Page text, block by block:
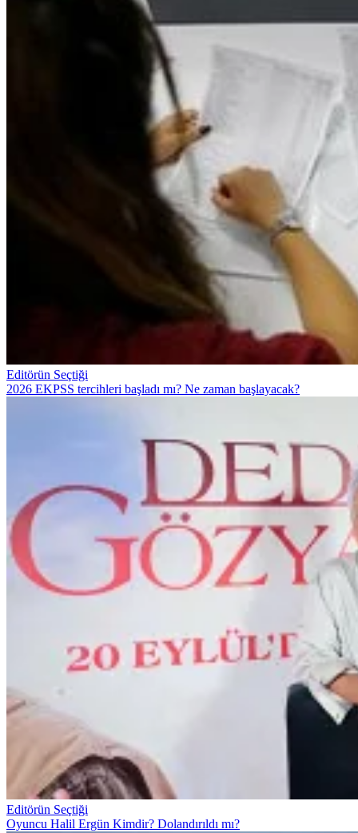
Editörün Seçtiği
2026 EKPSS tercihleri başladı mı? Ne zaman başlayacak?
Editörün Seçtiği
Oyuncu Halil Ergün Kimdir? Dolandırıldı mı?